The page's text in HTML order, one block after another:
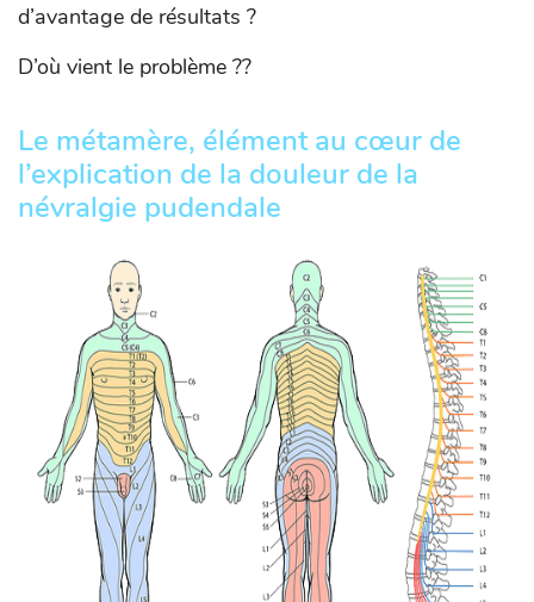
d’avantage de résultats ?
D’où vient le problème ??
Le métamère, élément au cœur de
l’explication de la douleur de la
névralgie pudendale